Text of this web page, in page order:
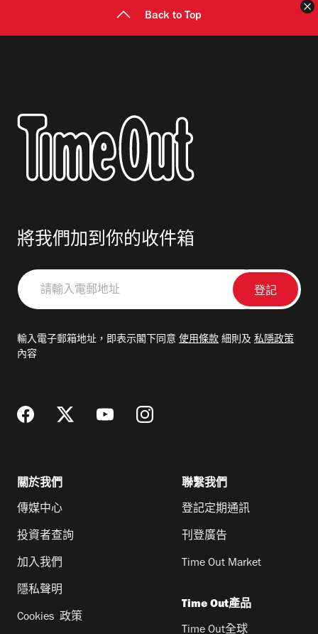
Back to Top
將我們加到你的收件箱
請
輸
郵
輸入電子郵箱地址，即表示閣下同意 使用條款 細則及 私隱政策
內容
關於我們
傳媒中心
投資者查詢
加入我們
隱私聲明
Cookies 政策
聯繫我們
登記定期通訊
刊登廣告
Time Out Market
Time Out產品
Time Out全球